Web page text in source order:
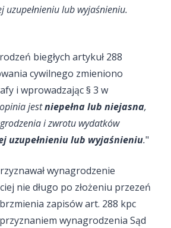
uzupełnieniu lub wyjaśnieniu.
biegłych artykuł 288
cywilnego zmieniono
i wprowadzając § 3 w
jestniepełna lub niejasna,
i zwrotu wydatków
uzupełnieniu lub wyjaśnieniu."
wynagrodzenie
nie długo po złożeniu przezeń
zapisów art. 288 kpc
wynagrodzenia Sąd